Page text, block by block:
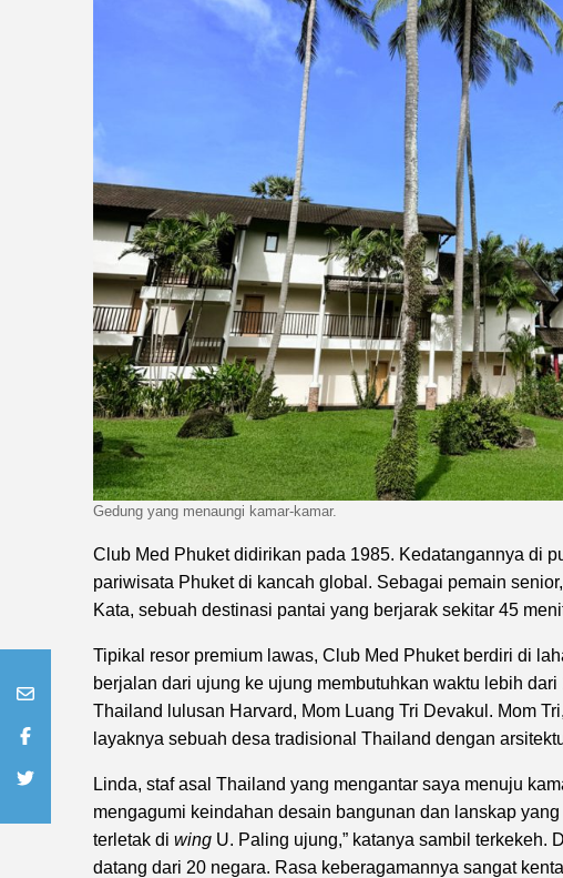
Gedung yang menaungi kamar-kamar.
Club Med Phuket didirikan pada 1985. Kedatangannya di
pariwisata Phuket di kancah global. Sebagai pemain
Kata, sebuah destinasi pantai yang berjarak sekitar 45
Tipikal resor premium lawas, Club Med Phuket berdiri di
berjalan dari ujung ke ujung membutuhkan waktu lebih
Thailand lulusan Harvard, Mom Luang Tri Devakul. Mom
layaknya sebuah desa tradisional Thailand dengan
Linda, staf asal Thailand yang mengantar saya menuju
mengagumi keindahan desain bangunan dan lanskap
terletak di wing U. Paling ujung,” katanya sambil terkekeh.
datang dari 20 negara. Rasa keberagamannya sangat